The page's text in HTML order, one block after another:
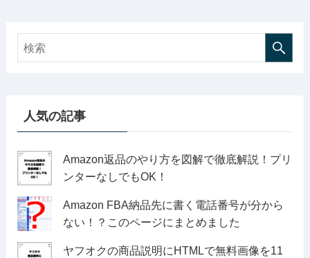
人気の記事
Amazon返品のやり方を図解で徹底解説！プリ
ンターなしでもOK！
Amazon FBA納品先に書く電話番号が分から
ない！？このページにまとめました
ヤフオクの商品説明にHTMLで無料画像を11